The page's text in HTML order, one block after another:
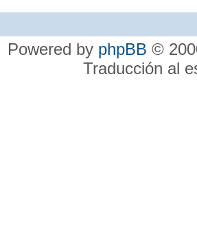
Powered by phpBB ©
Traducción al